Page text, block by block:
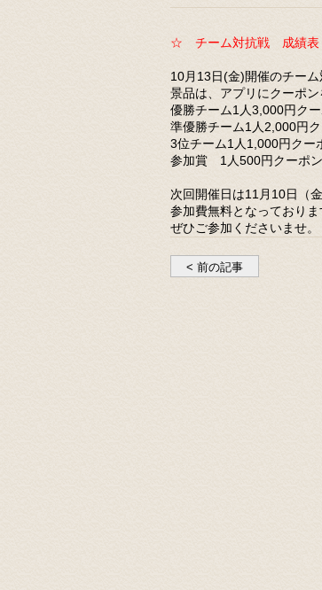
☆ チーム対抗戦 成績
10月13日(金)開催のチーム
景品は、アプリにクーポン
優勝チーム1人3,000円ク
準優勝チーム1人2,000円
3位チーム1人1,000円クー
参加賞 1人500円クーポン
次回開催日は11月10日（金
参加費無料となっておりま
ぜひご参加くださいませ。
< 前の記事